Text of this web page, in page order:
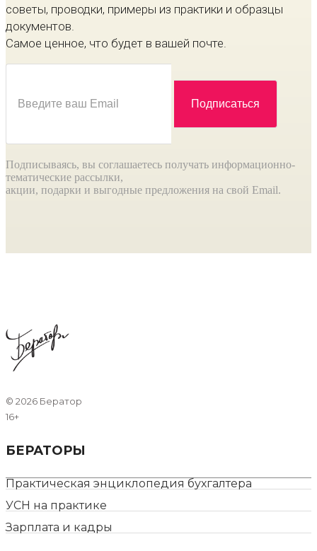
советы, проводки, примеры из практики и образцы
документов.
Самое ценное, что будет в вашей почте.
Подписываясь, вы соглашаетесь получать информационно-
тематические рассылки,
акции, подарки и выгодные предложения на свой Email.
© 2026 Бератор
16+
БЕРАТОРЫ
Практическая энциклопедия бухгалтера
УСН на практике
Зарплата и кадры